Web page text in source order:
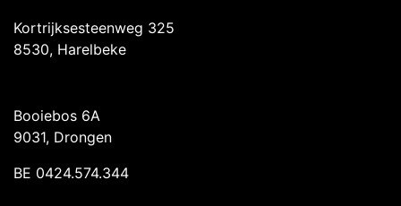
Kortrijksesteenweg 325
8530, Harelbeke
Booiebos 6A
9031, Drongen
BE 0424.574.344